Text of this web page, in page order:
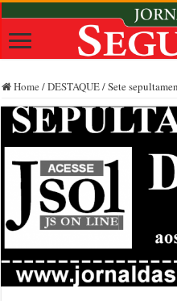
Home /DESTAQUE/Sete